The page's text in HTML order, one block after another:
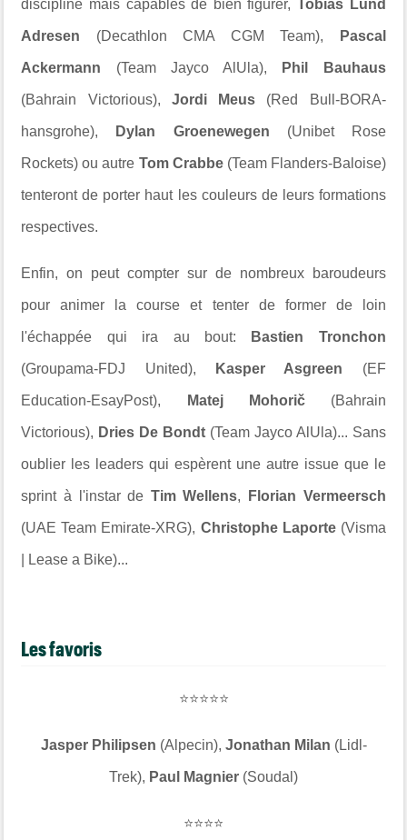
discipline mais capables de bien figurer, Tobias Lund
Adresen (Decathlon CMA CGM Team), Pascal
Ackermann (Team Jayco AlUla), Phil Bauhaus
(Bahrain Victorious), Jordi Meus (Red Bull-BORA-
hansgrohe), Dylan Groenewegen (Unibet Rose
Rockets) ou autre Tom Crabbe(Team Flanders-Baloise)
tenteront de porter haut les couleurs de leurs formations
respectives.
Enfin, on peut compter sur de nombreux baroudeurs
pour animer la course et tenter de former de loin
l'échappée qui ira au bout: Bastien Tronchon
(Groupama-FDJ United), Kasper Asgreen (EF
Education-EsayPost), Matej Mohorič(Bahrain
Victorious), Dries De Bondt (Team Jayco AlUla)... Sans
oublier les leaders qui espèrent une autre issue que le
sprint à l'instar de Tim Wellens, Florian Vermeersch
(UAE Team Emirate-XRG), Christophe Laporte(Visma
| Lease a Bike)...
Les favoris
⭐⭐⭐⭐⭐
Jasper Philipsen (Alpecin), Jonathan Milan (Lidl-
Trek), Paul Magnier (Soudal)
⭐⭐⭐⭐